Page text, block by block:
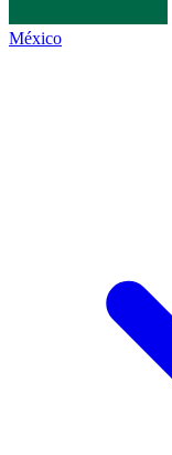
México